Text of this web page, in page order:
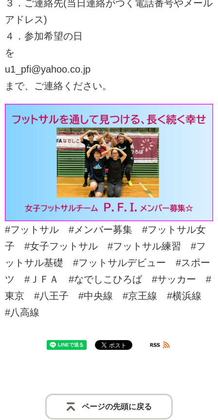
３．ご連絡先(当日連絡がつく電話番号やメール
アドレス)
４．参加希望の日
を
u1_pfi@yahoo.co.jp
まで、ご連絡ください。
#フットサル #メンバー募集 #フットサル女
子 #女子フットサル #フットサル練習 #フ
ットサル基礎 #フットサルデビュー #スポー
ツ #ＪＦＡ #なでしこひろば #サッカー #
東京 #八王子 #中央線 #京王線 #横浜線
#八高線
ページの先頭に戻る